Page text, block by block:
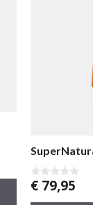
0
v
a
€ 79,95